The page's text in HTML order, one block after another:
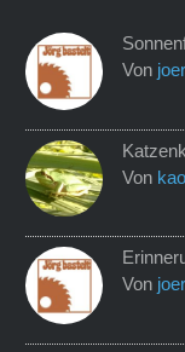
Von
Von
Von